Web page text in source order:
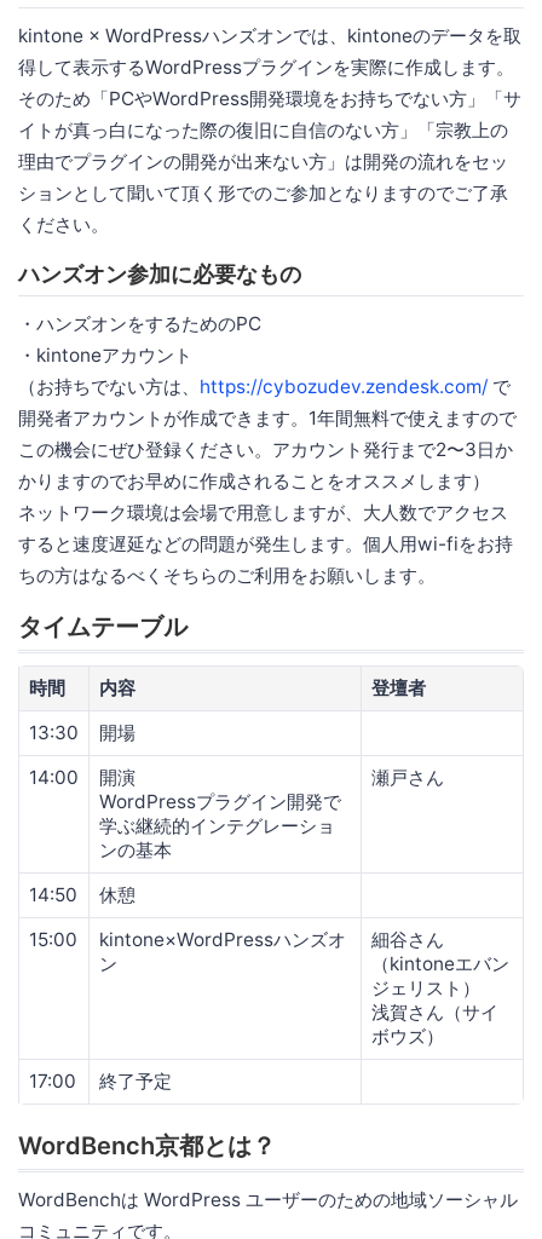
kintone × WordPressハンズオンでは、kintoneのデータを取
得して表示するWordPressプラグインを実際に作成します。
そのため「PCやWordPress開発環境をお持ちでない方」「サ
イトが真っ白になった際の復旧に自信のない方」「宗教上の
理由でプラグインの開発が出来ない方」は開発の流れをセッ
ションとして聞いて頂く形でのご参加となりますのでご了承
ください。
ハンズオン参加に必要なもの
・ハンズオンをするためのPC
・kintoneアカウント
（お持ちでない方は、 https://cybozudev.zendesk.com/ で
開発者アカウントが作成できます。1年間無料で使えますので
この機会にぜひ登録ください。アカウント発行まで2〜3日か
かりますのでお早めに作成されることをオススメします）
ネットワーク環境は会場で用意しますが、大人数でアクセス
すると速度遅延などの問題が発生します。個人用wi-fiをお持
ちの方はなるべくそちらのご利用をお願いします。
タイムテーブル
時間 内容
登壇者
13:30
開場
14:00
開演
WordPressプラグイン開発で
学ぶ継続的インテグレーショ
ンの基本
瀬戸さん
14:50
休憩
15:00
kintone×WordPressハンズオ
ン
細谷さん
（kintoneエバン
ジェリスト）
浅賀さん（サイ
ボウズ）
17:00
終了予定
WordBench京都とは？
WordBenchは WordPress ユーザーのための地域ソーシャル
コミュニティです。